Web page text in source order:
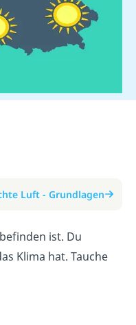
Luft - Grundlagen
ist. Du
Klima hat. Tauche